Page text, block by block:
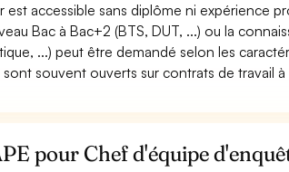
est accessible sans diplôme ni expérience
Bac à Bac+2 (BTS, DUT, ...) ou la
...) peut être demandé selon les
souvent ouverts sur contrats de travail
pour Chef d'équipe